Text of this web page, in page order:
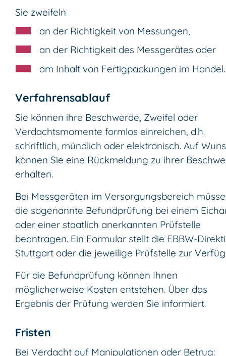
Sie zweifeln
an der Richtigkeit von Messungen,
an der Richtigkeit des Messgerätes oder
am Inhalt von Fertigpackungen im Handel.
Verfahrensablauf
Sie können ihre Beschwerde, Zweifel oder
Verdachtsmomente formlos einreichen, d.h.
schriftlich, mündlich oder elektronisch. Auf
können Sie eine Rückmeldung zu ihrer
erhalten.
Bei Messgeräten im Versorgungsbereich
die sogenannte Befundprüfung bei einem
oder einer staatlich anerkannten Prüfstelle
beantragen. Ein Formular stellt die EBBW-
Stuttgart oder die jeweilige Prüfstelle zur
Für die Befundprüfung können Ihnen
möglicherweise Kosten entstehen. Über das
Ergebnis der Prüfung werden Sie informiert.
Fristen
Bei Verdacht auf Manipulationen oder Betrug: